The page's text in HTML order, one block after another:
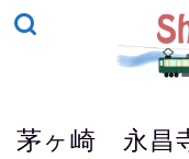
茅ヶ崎 永昌